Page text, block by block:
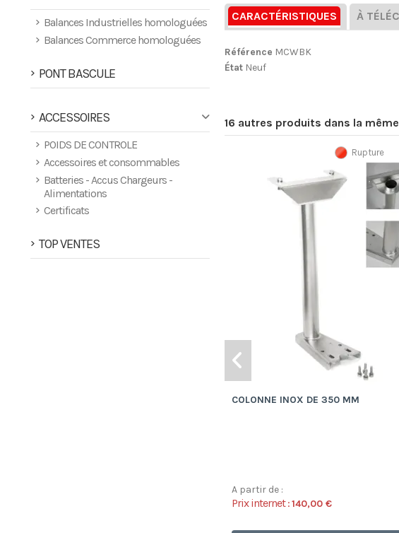
CARACTÉRISTIQUES À
Référence MCWBK
État Neuf
16 autres produits dans la
COLONNE INOX DE 350 MM
Rupture
A partir de :
Prix internet :140,00 €
Balances Industrielles homologuées
Balances Commerce homologuées
PONT BASCULE
ACCESSOIRES
POIDS DE CONTROLE
Accessoires et consommables
Batteries - Accus Chargeurs -
Alimentations
Certificats
TOP VENTES